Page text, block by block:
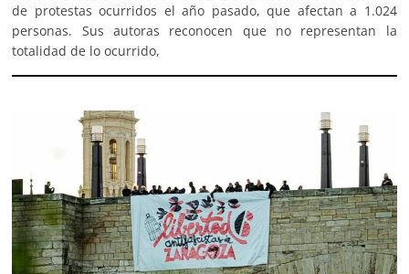
de protestas ocurridos el año pasado, que afectan a 1.024
personas. Sus autoras reconocen que no representan la
totalidad de lo ocurrido,